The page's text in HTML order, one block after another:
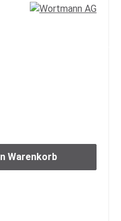
die Schaltflächen um
Warenkorb